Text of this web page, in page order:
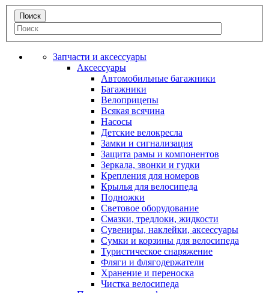
Запчасти и аксессуары
Аксессуары
Автомобильные багажники
Багажники
Велоприцепы
Всякая всячина
Насосы
Детские велокресла
Замки и сигнализация
Защита рамы и компонентов
Зеркала, звонки и гудки
Крепления для номеров
Крылья для велосипеда
Подножки
Световое оборудование
Смазки, тредлоки, жидкости
Сувениры, наклейки, аксессуары
Сумки и корзины для велосипеда
Туристическое снаряжение
Фляги и флягодержатели
Хранение и переноска
Чистка велосипеда